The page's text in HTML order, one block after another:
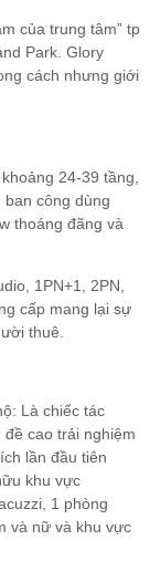
của trung tâm” tp
Park. Glory
cách nhưng giới
24-39 tầng,
công dùng
thoáng đãng và
1PN+1, 2PN,
cấp mang lại sự
thuê.
Là chiếc tác
cao trải nghiệm
lần đầu tiên
khu vực
1 phòng
và nữ và khu vực